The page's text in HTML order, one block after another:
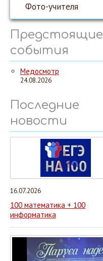
Фото-учителя
Предстоящие
события
Медосмотр
24.08.2026
Последние
новости
16.07.2026
100 математика + 100
информатика